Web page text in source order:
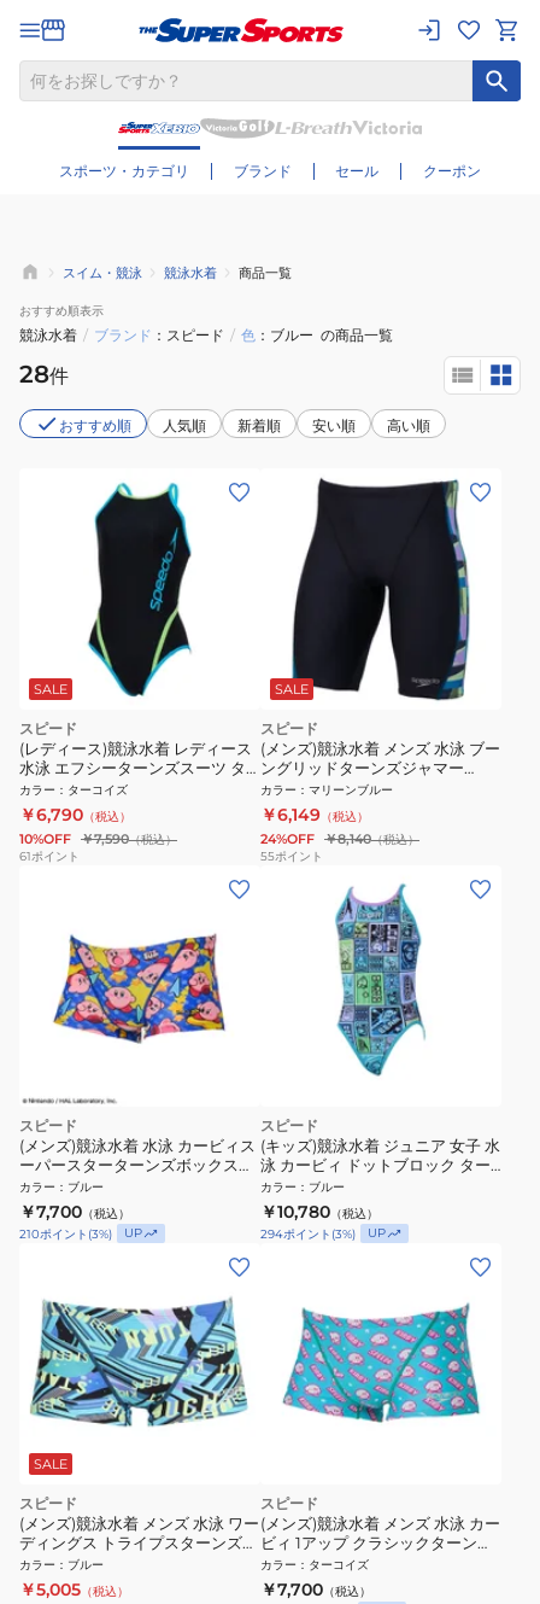
スポーツ・カテゴリ ブランド セール クーポン
さらに絞り込む
スイム・競泳 競泳水着 商品一覧
おすすめ順表示
競泳水着 / ブランド スピード / 色 ブルー の商品一覧
28件
おすすめ順 人気順 新着順 安い順 高い順
SALE
スピード
(レディース)競泳水着 レディース
水泳 エフシーターンズスーツ タ
ーコイズ M-LLサイズ STW02550
TQ スイムウェア トレーニング水
着
カラー ： ターコイズ
￥6,790 （税込）
10%OFF ￥7,590（税込）
61ポイント
SALE
スピード
(メンズ)競泳水着 メンズ 水泳 ブー
ングリッドターンズジャマー
ST62605 AQ
カラー ： マリーンブルー
￥6,149 （税込）
24%OFF ￥8,140（税込）
55ポイント
スピード
(メンズ)競泳水着 水泳 カービィス
ーパースターターンズボックス
ST52601 BL
カラー ： ブルー
￥7,700 （税込）
210ポイント (3%) UP
スピード
(キッズ)競泳水着 ジュニア 女子 水
泳 カービィ ドットブロック ター
ンズスーツ STG02602 BL
カラー ： ブルー
￥10,780 （税込）
294ポイント (3%) UP
SALE
スピード
(メンズ)競泳水着 メンズ 水泳 ワー
ディングス トライプスターンズ
ボックス 青 ブルー M-LLサイズ
ST52606 AQ
カラー ： ブルー
￥5,005 （税込）
スピード
(メンズ)競泳水着 メンズ 水泳 カー
ビィ 1アップ クラシックターンズ
ボックス ターコイズ S-Lサイズ
ST52603 TQ
カラー ： ターコイズ
￥7,700 （税込）